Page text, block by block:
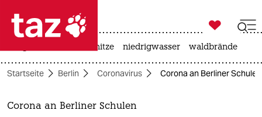
 taz zahl ich
taz zahl ich
themen

taz zahl ich
hitze niedrigwasser waldbrände
Startseite Berlin Coronavirus Corona an Berliner
Corona an Berliner Schulen